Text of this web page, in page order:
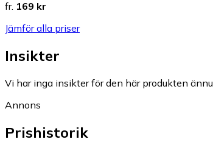
fr. 169 kr
Jämför alla priser
Insikter
Vi har inga insikter för den här produkten ännu.
Annons
Prishistorik